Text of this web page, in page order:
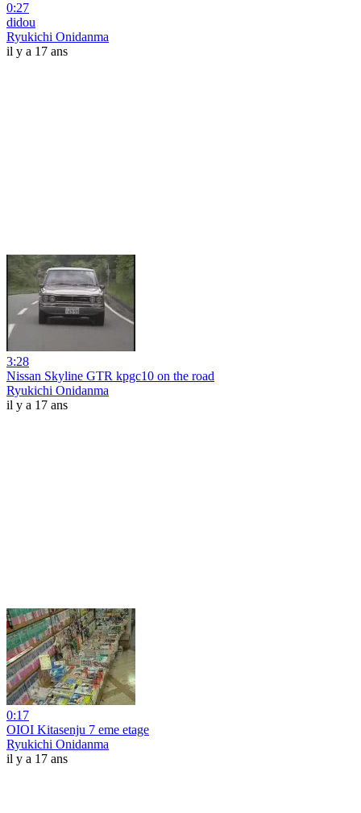
0:27
didou
Ryukichi Onidanma
il y a 17 ans
3:28
Nissan Skyline GTR kpgc10 on the road
Ryukichi Onidanma
il y a 17 ans
0:17
OIOI Kitasenju 7 eme etage
Ryukichi Onidanma
il y a 17 ans